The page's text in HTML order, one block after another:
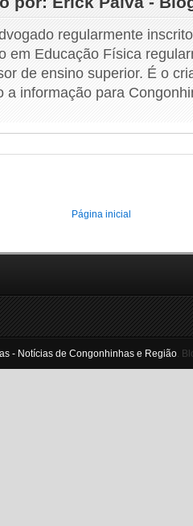
regularmente
em Educação Física
de ensino superior. É o
a informação para
Página inicial
- Notícias de Congonhinhas e Região.